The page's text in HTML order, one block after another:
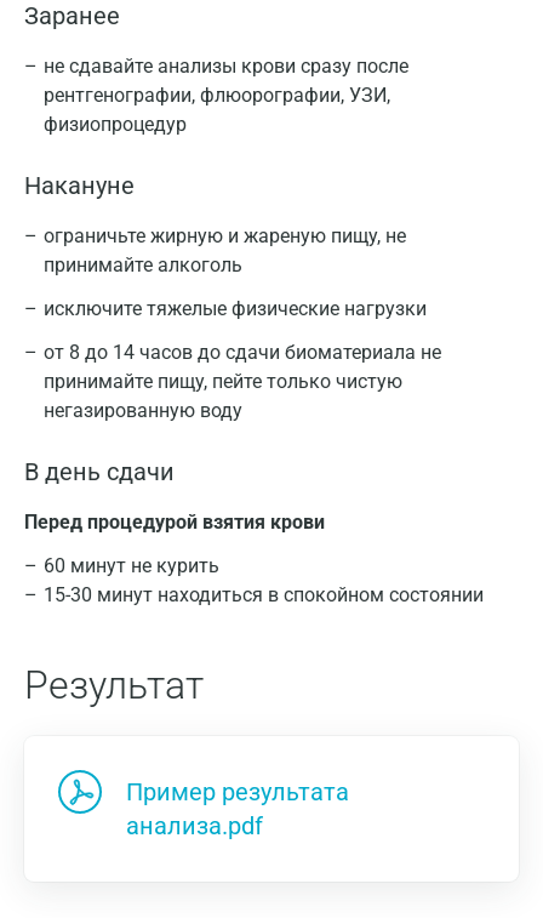
Заранее
не сдавайте анализы крови сразу после
рентгенографии, флюорографии, УЗИ,
физиопроцедур
Накануне
ограничьте жирную и жареную пищу, не
принимайте алкоголь
исключите тяжелые физические нагрузки
от 8 до 14 часов до сдачи биоматериала не
принимайте пищу, пейте только чистую
негазированную воду
В день сдачи
Перед процедурой взятия крови
60 минут не курить
15-30 минут находиться в спокойном состоянии
Результат
Пример результата
анализа.pdf